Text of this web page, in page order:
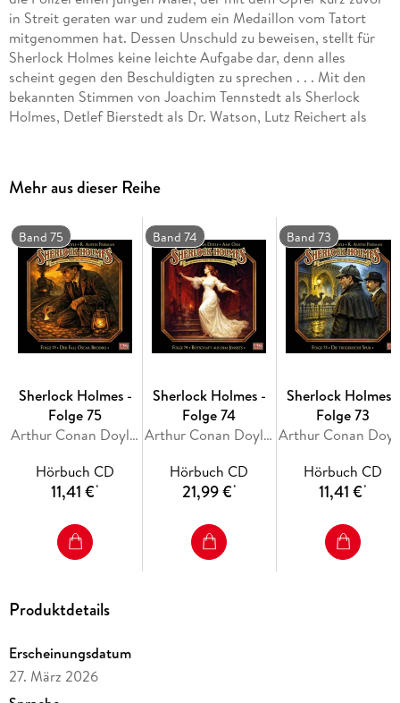
in Streit geraten war und zudem ein Medaillon vom Tatort
mitgenommen hat. Dessen Unschuld zu beweisen, stellt für
Sherlock Holmes keine leichte Aufgabe dar, denn alles
scheint gegen den Beschuldigten zu sprechen . . . Mit den
bekannten Stimmen von Joachim Tennstedt als Sherlock
Holmes, Detlef Bierstedt als Dr. Watson, Lutz Reichert als
Hörspiel
Mehr aus dieser Reihe
Band 75
Sherlock Holmes -
Folge 75
Arthur Conan Doyle, R. Austin Freeman
Hörbuch CD
11,41 €*
Band 74
Sherlock Holmes -
Folge 74
Arthur Conan Doyle, Amy Onn
Hörbuch CD
21,99 €*
Band 73
Sherlock Holmes -
Folge 73
Hörbuch CD
11,41 €*
Produktdetails
Erscheinungsdatum
27. März 2026